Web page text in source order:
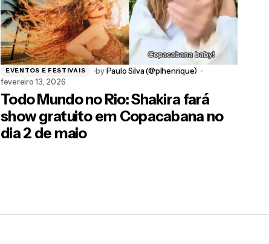
EVENTOS E FESTIVAIS by Paulo Silva (@plhenrique)
fevereiro 13, 2026
Todo Mundo no Rio: Shakira fará
show gratuito em Copacabana no
dia 2 de maio